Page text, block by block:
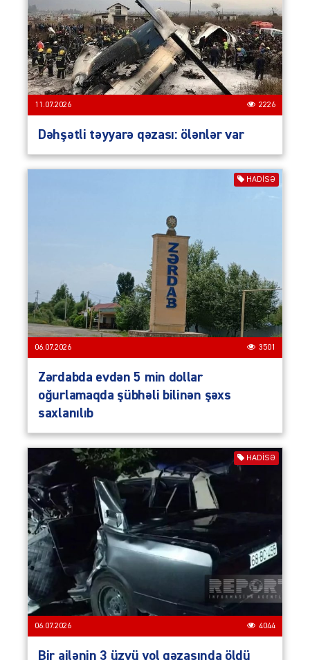
11.07.2026 2226
Dəhşətli təyyarə qəzası: ölənlər var
HADISƏ
06.07.2026 3501
Zərdabda evdən 5 min dollar
oğurlamaqda şübhəli bilinən şəxs
saxlanılıb
HADISƏ
06.07.2026 4044
Bir ailənin 3 üzvü yol qəzasında öldü